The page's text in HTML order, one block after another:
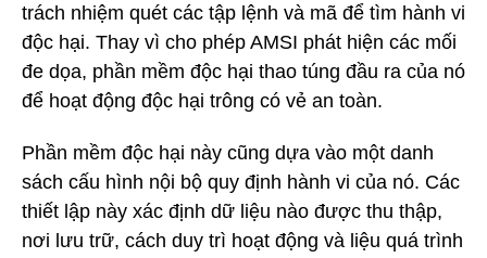
trách nhiệm quét các tập lệnh và mã để tìm hành vi
độc hại. Thay vì cho phép AMSI phát hiện các mối
đe dọa, phần mềm độc hại thao túng đầu ra của nó
để hoạt động độc hại trông có vẻ an toàn.
Phần mềm độc hại này cũng dựa vào một danh
sách cấu hình nội bộ quy định hành vi của nó. Các
thiết lập này xác định dữ liệu nào được thu thập,
nơi lưu trữ, cách duy trì hoạt động và liệu quá trình